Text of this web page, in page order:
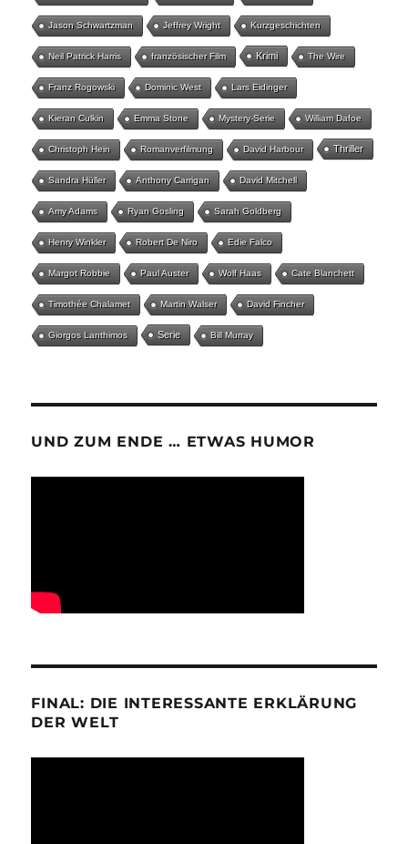
Jason Schwartzman Jeffrey Wright Kurzgeschichten
Neil Patrick Harris französischer Film Krimi The Wire
Franz Rogowski Dominic West Lars Eidinger
Kieran Culkin Emma Stone Mystery-Serie William Dafoe
Christoph Hein Romanverfilmung David Harbour Thriller
Sandra Hüller Anthony Carrigan David Mitchell
Amy Adams Ryan Gosling Sarah Goldberg
Henry Winkler Robert De Niro Edie Falco
Margot Robbie Paul Auster Wolf Haas Cate Blanchett
Timothée Chalamet Martin Walser David Fincher
Giorgos Lanthimos Serie Bill Murray
UND ZUM ENDE … ETWAS HUMOR
FINAL: DIE INTERESSANTE ERKLÄRUNG
DER WELT